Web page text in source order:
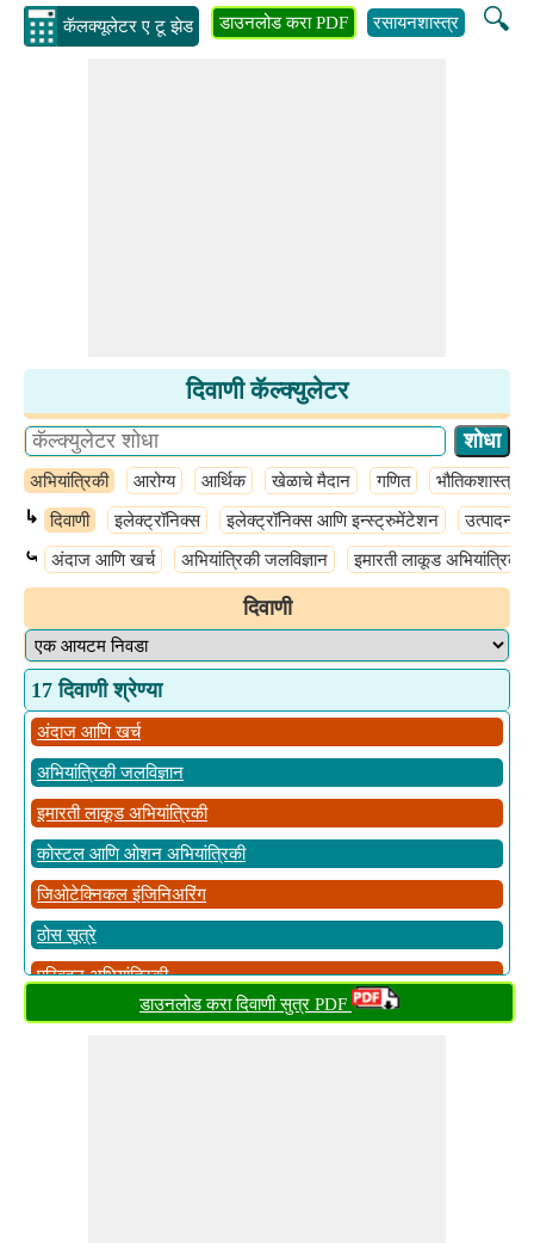
कॅलक्यूलेटर ए टू झेड 🔍
डाउनलोड करा PDF रसायनशास्त्र
दिवाणी कॅल्क्युलेटर
अभियांत्रिकी आरोग्य आर्थिक खेळाचे मैदान गणित भौतिकशास्त्र
↳ दिवाणी इलेक्ट्रॉनिक्स इलेक्ट्रॉनिक्स आणि इन्स्ट्रुमेंटेशन उत्पादन
⤿ अंदाज आणि खर्च अभियांत्रिकी जलविज्ञान इमारती लाकूड अभियांत्रिकी
दिवाणी
17 दिवाणी श्रेण्या
अंदाज आणि खर्च
अभियांत्रिकी जलविज्ञान
इमारती लाकूड अभियांत्रिकी
कोस्टल आणि ओशन अभियांत्रिकी
जिओटेक्निकल इंजिनिअरिंग
ठोस सूत्रे
परिवहन अभियांत्रिकी
पर्यावरण अभियांत्रिकी
डाउनलोड करा दिवाणी सुत्र PDF